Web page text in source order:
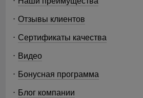
Отзывы клиентов
Сертификаты качества
Видео
Бонусная программа
Блог компании